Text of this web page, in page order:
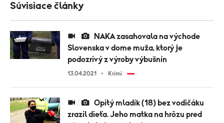
Súvisiace články
Slovenska v dome muža, ktorý je
podozrivý z výroby výbušnín
13.04.2021 Krimi
zrazil dieťa. Jeho matka na hrôzu pred